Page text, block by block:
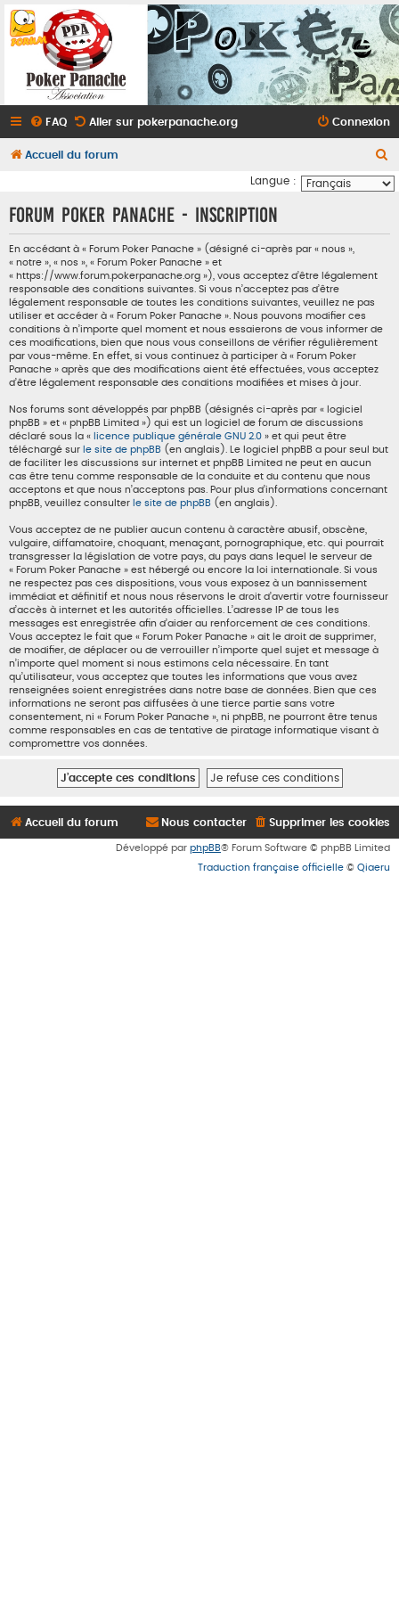
FAQ Aller sur pokerpanache.org Connexion
Accueil du forum
e
Langue :
Forum Poker Panache - Inscription
En accédant à « Forum Poker Panache » (désigné ci-après par « nous »,
« notre », « nos », « Forum Poker Panache » et
« https://www.forum.pokerpanache.org »), vous acceptez d’être légalement
responsable des conditions suivantes. Si vous n’acceptez pas d’être
légalement responsable de toutes les conditions suivantes, veuillez ne pas
utiliser et accéder à « Forum Poker Panache ». Nous pouvons modifier ces
conditions à n’importe quel moment et nous essaierons de vous informer de
ces modifications, bien que nous vous conseillons de vérifier régulièrement
par vous-même. En effet, si vous continuez à participer à « Forum Poker
Panache » après que des modifications aient été effectuées, vous acceptez
d’être légalement responsable des conditions modifiées et mises à jour.
Nos forums sont développés par phpBB (désignés ci-après par « logiciel
phpBB » et « phpBB Limited ») qui est un logiciel de forum de discussions
déclaré sous la « licence publique générale GNU 2.0 » et qui peut être
téléchargé sur le site de phpBB (en anglais). Le logiciel phpBB a pour seul but
de faciliter les discussions sur internet et phpBB Limited ne peut en aucun
cas être tenu comme responsable de la conduite et du contenu que nous
acceptons et que nous n’acceptons pas. Pour plus d’informations concernant
phpBB, veuillez consulter le site de phpBB (en anglais).
Vous acceptez de ne publier aucun contenu à caractère abusif, obscène,
vulgaire, diffamatoire, choquant, menaçant, pornographique, etc. qui pourrait
transgresser la législation de votre pays, du pays dans lequel le serveur de
« Forum Poker Panache » est hébergé ou encore la loi internationale. Si vous
ne respectez pas ces dispositions, vous vous exposez à un bannissement
immédiat et définitif et nous nous réservons le droit d’avertir votre fournisseur
d’accès à internet et les autorités officielles. L’adresse IP de tous les
messages est enregistrée afin d’aider au renforcement de ces conditions.
Vous acceptez le fait que « Forum Poker Panache » ait le droit de supprimer,
de modifier, de déplacer ou de verrouiller n’importe quel sujet et message à
n’importe quel moment si nous estimons cela nécessaire. En tant
qu’utilisateur, vous acceptez que toutes les informations que vous avez
renseignées soient enregistrées dans notre base de données. Bien que ces
informations ne seront pas diffusées à une tierce partie sans votre
consentement, ni « Forum Poker Panache », ni phpBB, ne pourront être tenus
comme responsables en cas de tentative de piratage informatique visant à
compromettre vos données.
Accueil du forum Supprimer les cookies
Nous contacter
Développé par phpBB® Forum Software © phpBB Limited
Traduction française officielle © Qiaeru